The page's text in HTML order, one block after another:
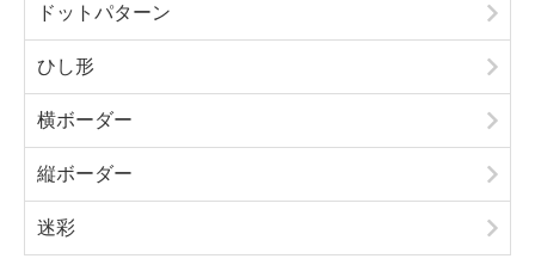
ドットパターン
ひし形
横ボーダー
縦ボーダー
迷彩